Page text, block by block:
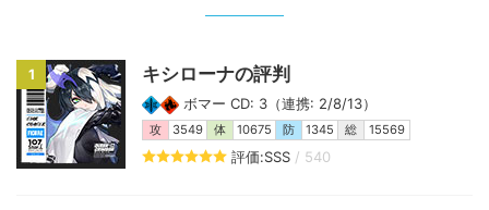
1 キシローナの評判
ボマー CD: 3（連携: 2/8/13）
攻 3549 体 10675 防 1345 総 15569
評価:SSS / 540